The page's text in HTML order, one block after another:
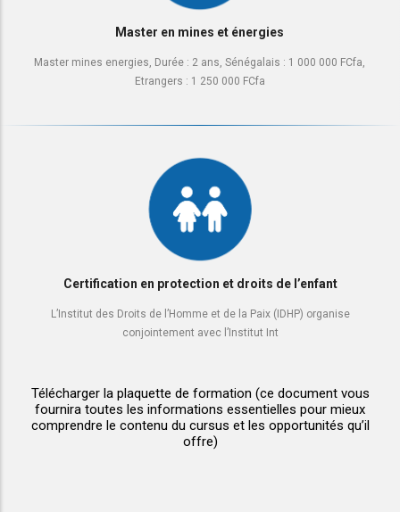
Master en mines et énergies
Master mines energies, Durée : 2 ans, Sénégalais : 1 000 000 FCfa,
Etrangers : 1 250 000 FCfa
Certification en protection et droits de l’enfant
L’Institut des Droits de l’Homme et de la Paix (IDHP) organise
conjointement avec l’Institut Int
Télécharger la plaquette de formation (ce document vous
fournira toutes les informations essentielles pour mieux
comprendre le contenu du cursus et les opportunités qu’il
offre)